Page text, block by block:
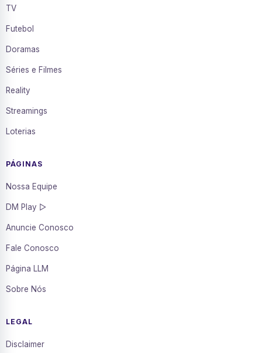
TV
Futebol
Doramas
Séries e Filmes
Reality
Streamings
Loterias
PÁGINAS
Nossa Equipe
DM Play ▷
Anuncie Conosco
Fale Conosco
Página LLM
Sobre Nós
LEGAL
Disclaimer